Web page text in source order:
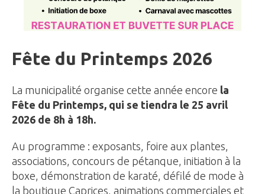
Fête du Printemps 2026
La municipalité organise cette année encore la
Fête du Printemps, qui se tiendra le 25 avril
2026 de 8h à 18h.
Au programme : exposants, foire aux plantes,
associations, concours de pétanque, initiation à la
boxe, démonstration de karaté, défilé de mode à
la boutique Caprices, animations commerciales et